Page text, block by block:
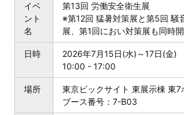
イベ
ント
名
第13回 労働安全衛生展
※第12回 猛暑対策展と第5回 騒
展、第1回におい対策展も同時
日時
2026年7月15日(水)～17日(金)
10:00 - 17:00
場所
東京ビックサイト 東展示棟 東7
ブース番号：7-B03